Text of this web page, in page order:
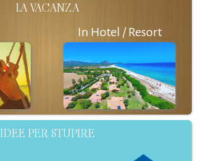
LA VACANZA
In Hotel / Resort
IDEE PER STUPIRE